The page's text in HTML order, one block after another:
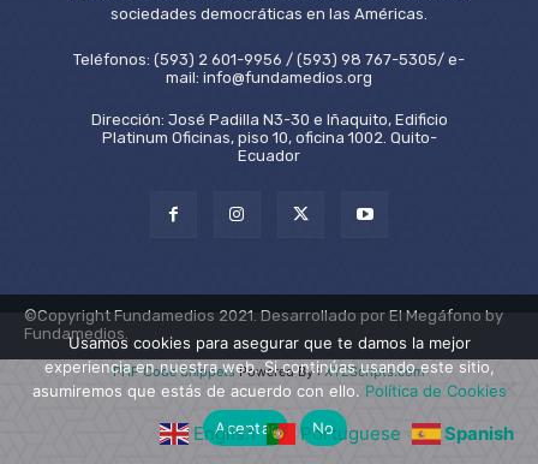
sociedades democráticas en las Américas.
Teléfonos: (593) 2 601-9956 / (593) 98 767-5305/ e-
mail: info@fundamedios.org
Dirección: José Padilla N3-30 e Iñaquito, Edificio
Platinum Oficinas, piso 10, oficina 1002. Quito-
Ecuador
©Copyright Fundamedios 2021. Desarrollado por El Megáfono by
Fundamedios.
English Portuguese Spanish
PHP Code SnippetsPowered By :XYZScripts.com
Usamos cookies para asegurar que te damos la mejor
experiencia en nuestra web. Si continúas usando este sitio,
asumiremos que estás de acuerdo con ello. Política de Cookies
Aceptar
No